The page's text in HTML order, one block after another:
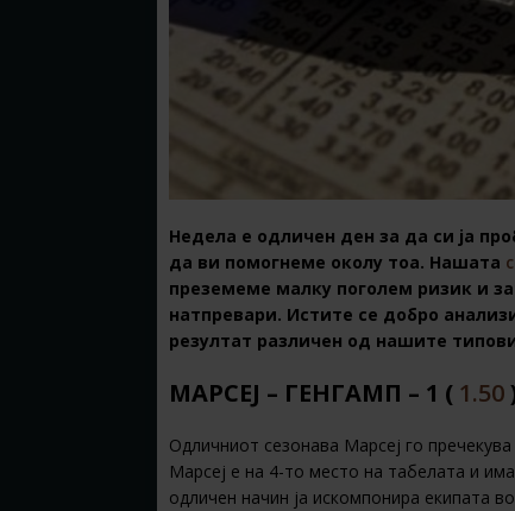
Недела е одличен ден за да си ја
да ви помогнеме околу тоа. Нашата
преземеме малку поголем ризик и
натпревари. Истите се добро
резултат различен од нашите
МАРСЕЈ – ГЕНГАМП – 1 ( 1.50
Одличниот сезонава Марсеј го
Марсеј е на 4-то место на табелата и
одличен начин ја искомпонира екипата